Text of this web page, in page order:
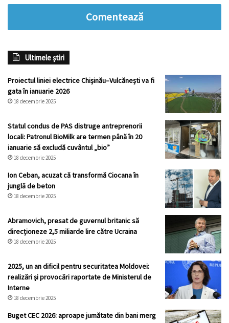
Comentează
Ultimele știri
Proiectul liniei electrice Chișinău–Vulcănești va fi
gata în ianuarie 2026
18 decembrie 2025
Statul condus de PAS distruge antreprenorii
locali: Patronul BioMilk are termen până în 20
ianuarie să excludă cuvântul „bio”
18 decembrie 2025
Ion Ceban, acuzat că transformă Ciocana în
junglă de beton
18 decembrie 2025
Abramovich, presat de guvernul britanic să
direcționeze 2,5 miliarde lire către Ucraina
18 decembrie 2025
2025, un an dificil pentru securitatea Moldovei:
realizări și provocări raportate de Ministerul de
Interne
18 decembrie 2025
Buget CEC 2026: aproape jumătate din bani merg